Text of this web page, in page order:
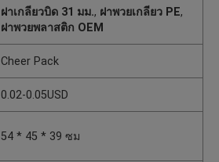
ฝาเกลียวบิด 31 มม., ฝาพวยเกลียว PE,
ฝาพวยพลาสติก OEM
Cheer Pack
0.02-0.05USD
54 * 45 * 39 ซม